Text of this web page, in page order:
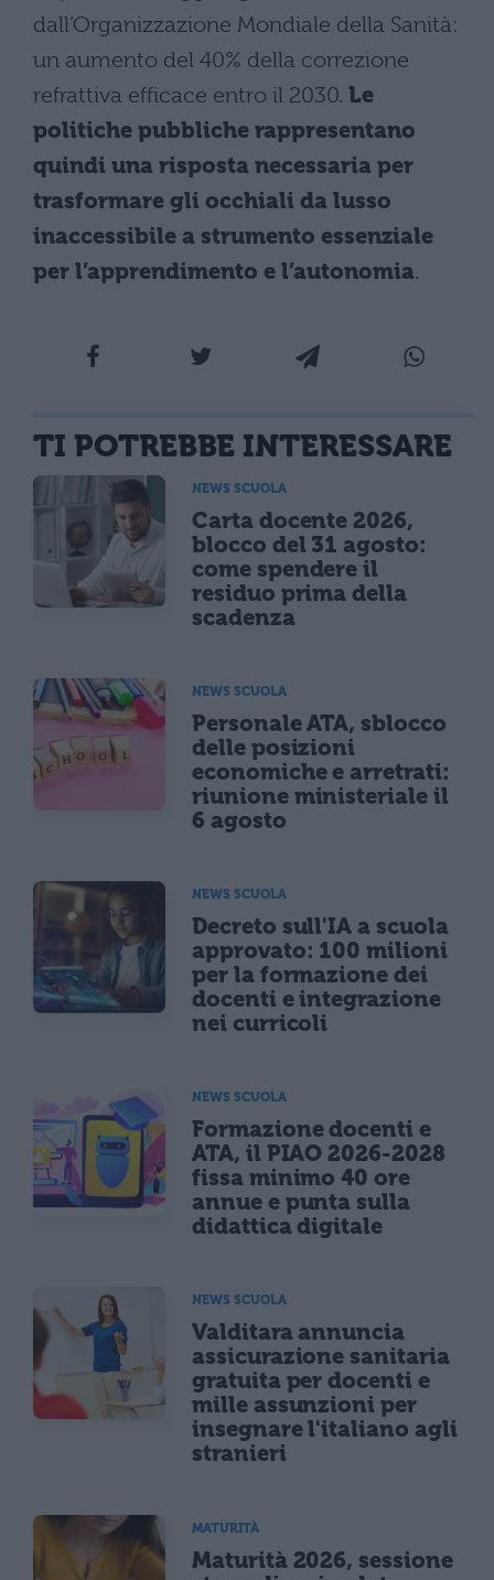
dall’Organizzazione Mondiale della Sanità:
un aumento del 40% della correzione
refrattiva efficace entro il 2030. Le
politiche pubbliche rappresentano
quindi una risposta necessaria per
trasformare gli occhiali da lusso
inaccessibile a strumento essenziale
per l’apprendimento e l’autonomia.
TI POTREBBE INTERESSARE
NEWS SCUOLA
Carta docente 2026,
blocco del 31 agosto:
come spendere il
residuo prima della
scadenza
NEWS SCUOLA
Personale ATA, sblocco
delle posizioni
economiche e arretrati:
riunione ministeriale il
6 agosto
NEWS SCUOLA
Decreto sull'IA a scuola
approvato: 100 milioni
per la formazione dei
docenti e integrazione
nei curricoli
NEWS SCUOLA
Formazione docenti e
ATA, il PIAO 2026-2028
fissa minimo 40 ore
annue e punta sulla
didattica digitale
NEWS SCUOLA
Valditara annuncia
assicurazione sanitaria
gratuita per docenti e
mille assunzioni per
insegnare l'italiano agli
stranieri
MATURITÀ
Maturità 2026, sessione